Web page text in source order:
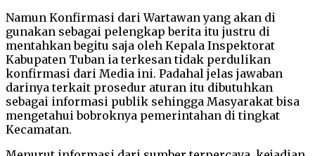
Namun Konfirmasi dari Wartawan yang akan di
gunakan sebagai pelengkap berita itu justru di
mentahkan begitu saja oleh Kepala Inspektorat
Kabupaten Tuban ia terkesan tidak perdulikan
konfirmasi dari Media ini. Padahal jelas jawaban
darinya terkait prosedur aturan itu dibutuhkan
sebagai informasi publik sehingga Masyarakat bisa
mengetahui bobroknya pemerintahan di tingkat
Kecamatan.